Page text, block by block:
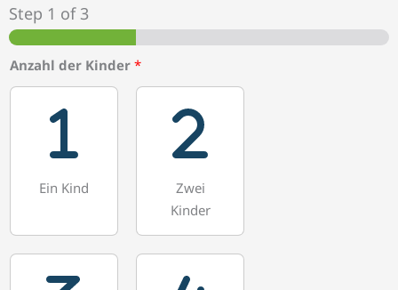
Step 1 of 3
Anzahl der Kinder *
Ein Kind
Zwei
Kinder